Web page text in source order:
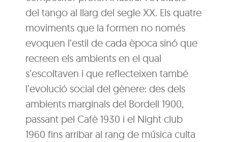
del tango al llarg del segle XX. Els quatre
moviments que la formen no només
evoquen l’estil de cada època sinó que
recreen els ambients en el qual
s’escoltaven i que reflecteixen també
l’evolució social del gènere: des dels
ambients marginals del Bordell 1900,
passant pel Cafè 1930 i el Night club
1960 fins arribar al rang de música culta